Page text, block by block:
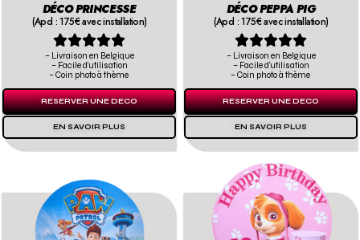
DÉCO PRINCESSE
(Apd : 175€ avec installation)

– Livraison en Belgique
– Facile d’utilisation
– Coin photo à thème
RESERVER UNE DECO
EN SAVOIR PLUS
DÉCO PEPPA PIG
(Apd : 175€ avec installation)

– Livraison en Belgique
– Facile d’utilisation
– Coin photo à thème
RESERVER UNE DECO
EN SAVOIR PLUS